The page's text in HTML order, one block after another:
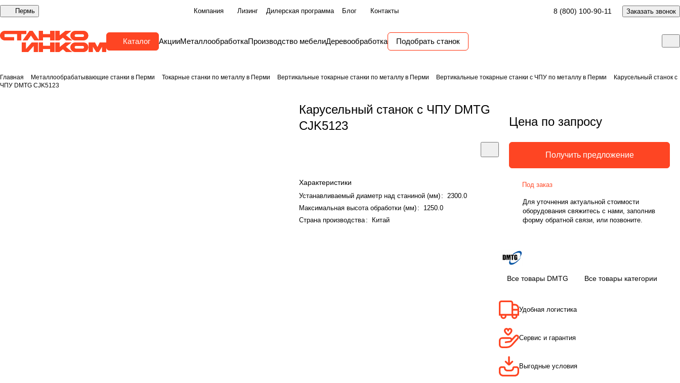
Пермь Компания Лизинг Дилерская программа Блог Контакты 8 (800) 100-90-11 Заказать звонок
Каталог АкцииМеталлообработкаПроизводство мебелиДеревообработка Подобрать станок
Главная Металлообрабатывающие станки в Перми Токарные станки по металлу в Перми Вертикальные токарные станки по металлу в Перми Вертикальные токарные станки с ЧПУ по металлу в Перми
Карусельный станок с
ЧПУ DMTG CJK5123
Карусельный станок с ЧПУ DMTG
CJK5123
Характеристики
Устанавливаемый диаметр над станиной (мм) :
2300.0
Максимальная высота обработки (мм) :
1250.0
Страна производства: Китай
Цена по запросу
Получить предложение
Под заказ
Для уточнения актуальной стоимости
оборудования свяжитесь с нами, заполнив
форму обратной связи, или позвоните.
Все товары DMTG Все товары категории
Удобная логистика
Сервис и гарантия
Выгодные условия